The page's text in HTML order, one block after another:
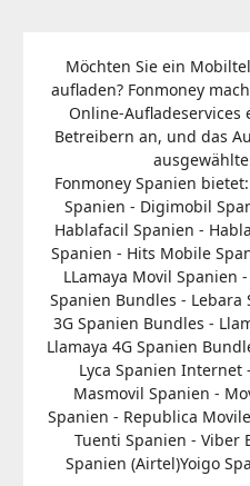
Möchten Sie ein
aufladen? Fonmoney
Online-
Betreibern an, und das
Fonmoney Spanien
Spanien - Digimobil
Hablafacil Spanien -
Spanien - Hits Mobile
LLamaya Movil Spanien
Spanien Bundles -
3G Spanien Bundles -
Llamaya 4G Spanien
Lyca Spanien Internet
Masmovil Spanien -
Spanien - Republica
Tuenti Spanien - Viber
Spanien (Airtel)Yoigo